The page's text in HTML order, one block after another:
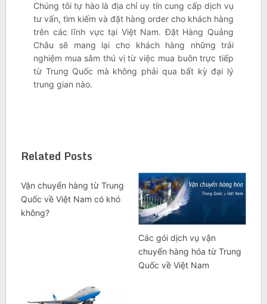
Chúng tôi tự hào là địa chỉ uy tín cung cấp dịch vụ
tư vấn, tìm kiếm và đặt hàng order cho khách hàng
trên các lĩnh vực tại Việt Nam. Đặt Hàng Quảng
Châu sẽ mang lại cho khách hàng những trải
nghiệm mua sắm thú vị từ việc mua buôn trực tiếp
từ Trung Quốc mà không phải qua bất kỳ đại lý
trung gian nào.
Related Posts
Vận chuyển hàng từ Trung
Quốc về Việt Nam có khó
không?
Các gói dịch vụ vận
chuyển hàng hóa từ Trung
Quốc về Việt Nam